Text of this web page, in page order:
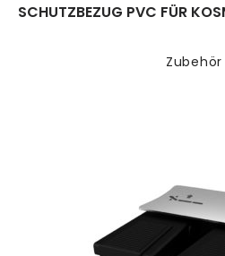
Zubehör
SCHUTZBEZUG PVC FÜR